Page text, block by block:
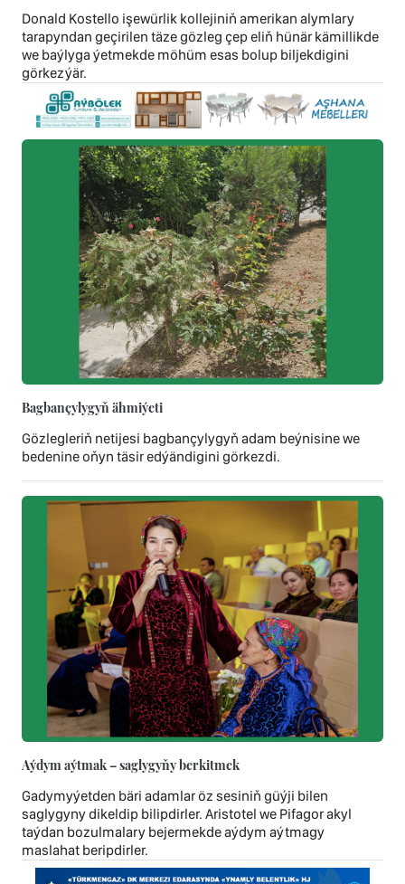
Donald Kostello işewürlik kollejiniň amerikan alymlary
tarapyndan geçirilen täze gözleg çep eliň hünär kämillikde
we baýlyga ýetmekde möhüm esas bolup biljekdigini
görkezýär.
Bagbançylygyň ähmiýeti
Gözlegleriň netijesi bagbançylygyň adam beýnisine we
bedenine oňyn täsir edýändigini görkezdi.
Aýdym aýtmak – saglygyňy berkitmek
Gadymyýetden bäri adamlar öz sesiniň güýji bilen
saglygyny dikeldip bilipdirler. Aristotel we Pifagor akyl
taýdan bozulmalary bejermekde aýdym aýtmagy
maslahat beripdirler.